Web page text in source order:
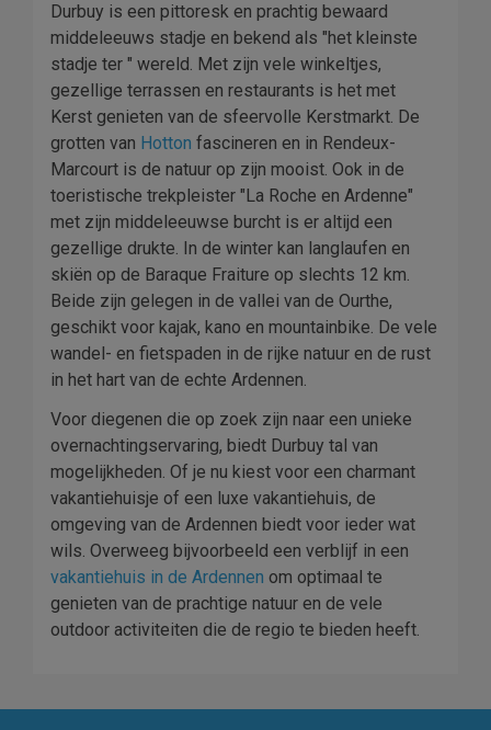
Durbuy is een pittoresk en prachtig bewaard
middeleeuws stadje en bekend als "het kleinste
stadje ter " wereld. Met zijn vele winkeltjes,
gezellige terrassen en restaurants is het met
Kerst genieten van de sfeervolle Kerstmarkt. De
grotten van Hotton fascineren en in Rendeux-
Marcourt is de natuur op zijn mooist. Ook in de
toeristische trekpleister "La Roche en Ardenne"
met zijn middeleeuwse burcht is er altijd een
gezellige drukte. In de winter kan langlaufen en
skiën op de Baraque Fraiture op slechts 12 km.
Beide zijn gelegen in de vallei van de Ourthe,
geschikt voor kajak, kano en mountainbike. De vele
wandel- en fietspaden in de rijke natuur en de rust
in het hart van de echte Ardennen.
Voor diegenen die op zoek zijn naar een unieke
overnachtingservaring, biedt Durbuy tal van
mogelijkheden. Of je nu kiest voor een charmant
vakantiehuisje of een luxe vakantiehuis, de
omgeving van de Ardennen biedt voor ieder wat
wils. Overweeg bijvoorbeeld een verblijf in een
vakantiehuis in de Ardennen om optimaal te
genieten van de prachtige natuur en de vele
outdoor activiteiten die de regio te bieden heeft.